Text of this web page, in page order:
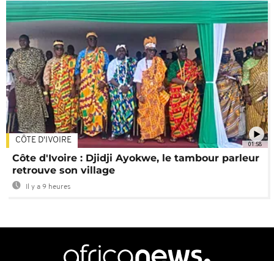
01:58
CÔTE D'IVOIRE
Côte d'Ivoire : Djidji Ayokwe, le tambour parleur
retrouve son village
Il y a 9 heures